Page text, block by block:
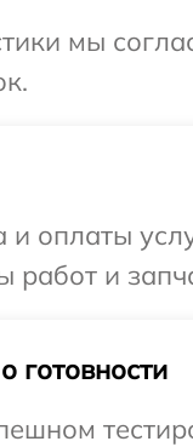
мы
оплаты
работ и
готовности